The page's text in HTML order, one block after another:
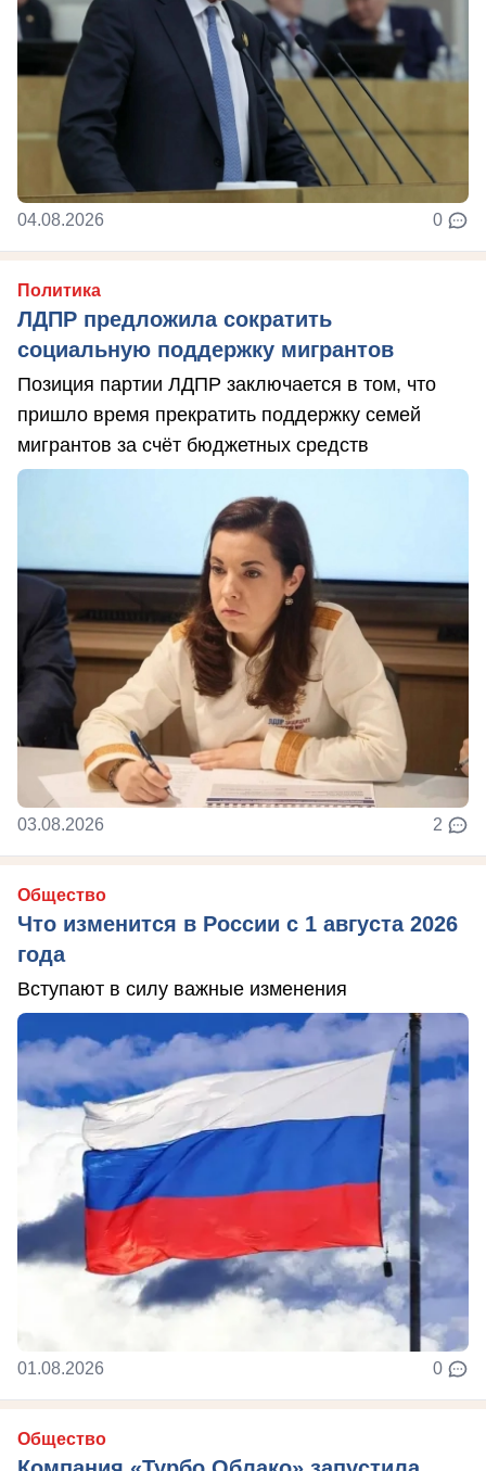
04.08.2026 0
Политика
ЛДПР предложила сократить
социальную поддержку мигрантов
Позиция партии ЛДПР заключается в том, что
пришло время прекратить поддержку семей
мигрантов за счёт бюджетных средств
03.08.2026 2
Общество
Что изменится в России с 1 августа 2026
года
Вступают в силу важные изменения
01.08.2026 0
Общество